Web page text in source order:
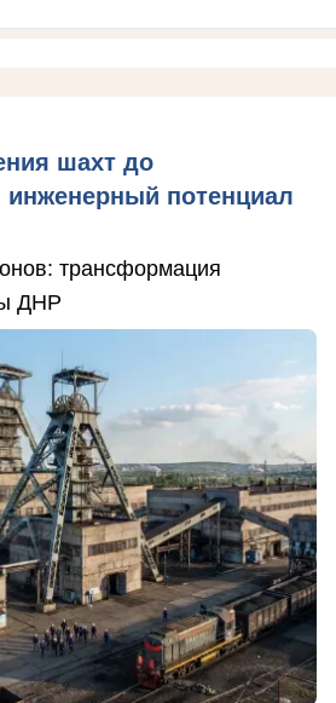
шахт до
инженерный потенциал
трансформация
ДНР